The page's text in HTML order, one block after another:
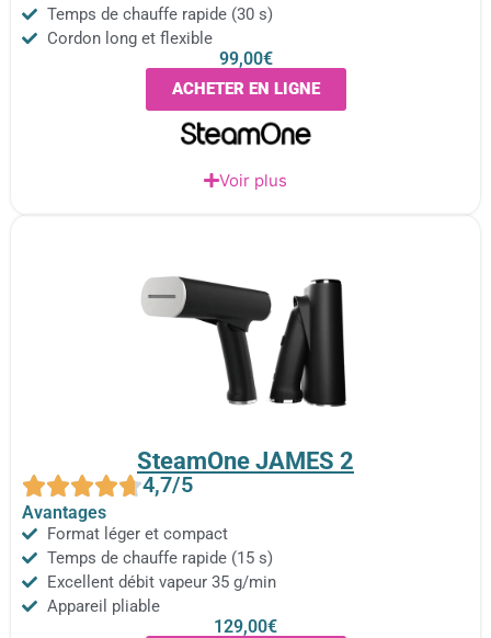
Temps de chauffe rapide (30 s)
Cordon long et flexible
99,00€
ACHETER EN LIGNE
Voir plus
SteamOne JAMES 2
4,7/5
Avantages
Format léger et compact
Temps de chauffe rapide (15 s)
Excellent débit vapeur 35 g/min
Appareil pliable
129,00€